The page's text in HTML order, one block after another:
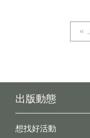
出版動態
想找好活動